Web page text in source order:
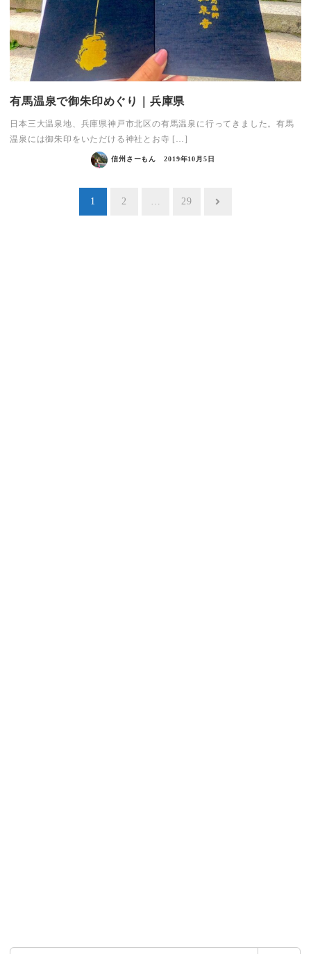
有馬温泉で御朱印めぐり｜兵庫県
日本三大温泉地、兵庫県神戸市北区の有馬温泉に行ってきました。有馬
温泉には御朱印をいただける神社とお寺 […]
信州さーもん 2019年10月5日
1 2 29